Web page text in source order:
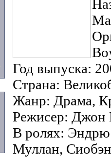
Год выпуска:
Страна:
Жанр: Драма,
Режисер: Джон
В ролях:
Муллан,